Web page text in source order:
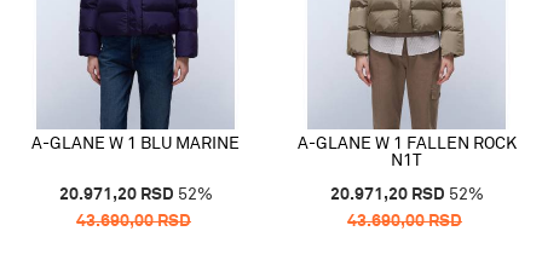
A-GLANE W 1 BLU MARINE
20.971,20 RSD 52%
43.690,00RSD
A-GLANE W 1 FALLEN ROCK
N1T
20.971,20 RSD 52%
43.690,00RSD